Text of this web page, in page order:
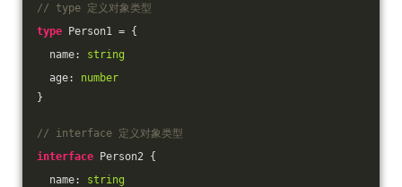
// type 定义对象类型
type Person1 = {
name: string
age: number
}
// interface 定义对象类型
interface Person2 {
name: string